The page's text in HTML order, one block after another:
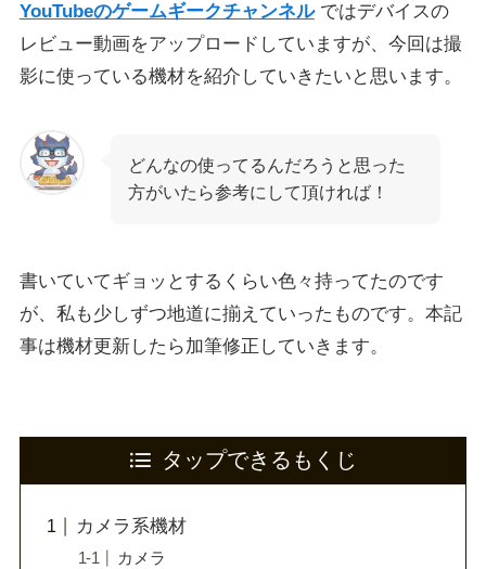
YouTubeのゲームギークチャンネルではデバイスの
レビュー動画をアップロードしていますが、今回は撮
影に使っている機材を紹介していきたいと思います。
どんなの使ってるんだろうと思った
方がいたら参考にして頂ければ！
書いていてギョッとするくらい色々持ってたのです
が、私も少しずつ地道に揃えていったものです。本記
事は機材更新したら加筆修正していきます。
タップできるもくじ
カメラ系機材
カメラ